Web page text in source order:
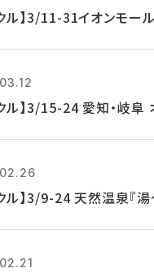
ル】3/11-31イオンモ
ル】3/15-24 愛知・岐
ル】3/9-24 天然温泉『